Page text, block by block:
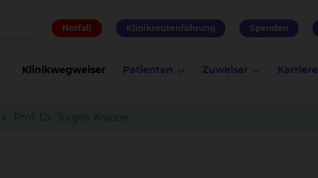
Notfall Klinikroutenführung Spenden
Klinikwegweiser Patienten Zuweiser Karriere
Prof. Dr. Jürgen Krauter